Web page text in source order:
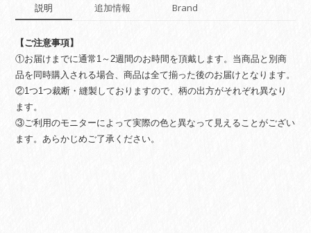
ヴ
ァ
ン
ス
quantity
説明 追加情報 Brand
【ご注意事項】
①お届けまでに通常1～2週間のお時間を頂戴します。当商品と別商
品を同時購入される場合、商品は全て揃った後のお届けとなります。
②1つ1つ裁断・縫製しておりますので、柄の出方がそれぞれ異なり
ます。
③ご利用のモニターによって実際の色と異なって見えることがござい
ます。あらかじめご了承ください。